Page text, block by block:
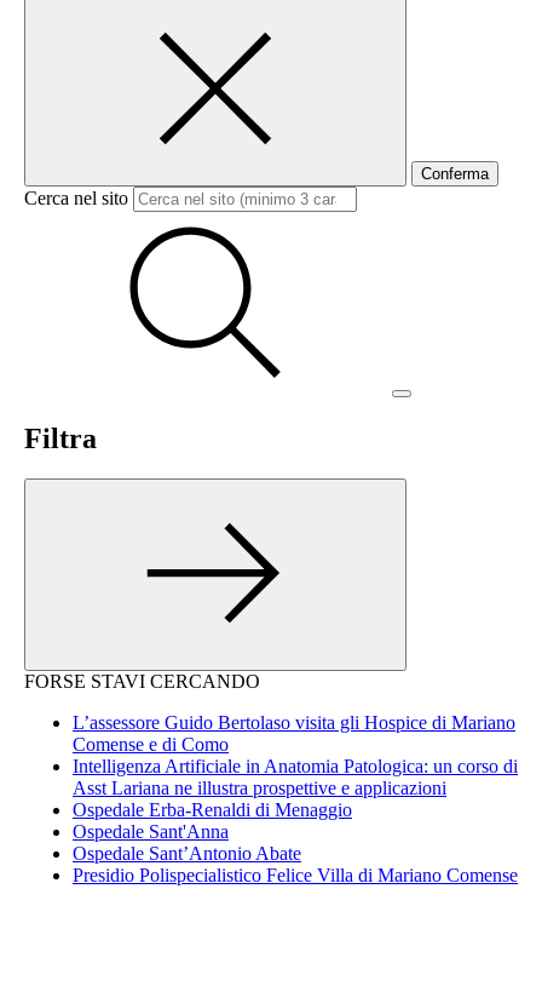
Conferma
Cerca nel sito
Filtra
FORSE STAVI CERCANDO
L’assessore Guido Bertolaso visita gli Hospice di Mariano
Comense e di Como
Intelligenza Artificiale in Anatomia Patologica: un corso di
Asst Lariana ne illustra prospettive e applicazioni
Ospedale Erba-Renaldi di Menaggio
Ospedale Sant'Anna
Ospedale Sant’Antonio Abate
Presidio Polispecialistico Felice Villa di Mariano Comense